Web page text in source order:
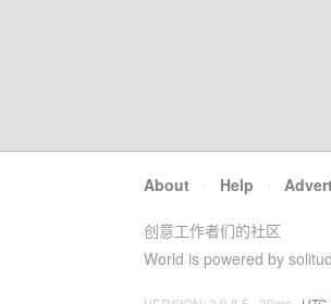
About · Help ·
创意工作者们的社区
World is powered by